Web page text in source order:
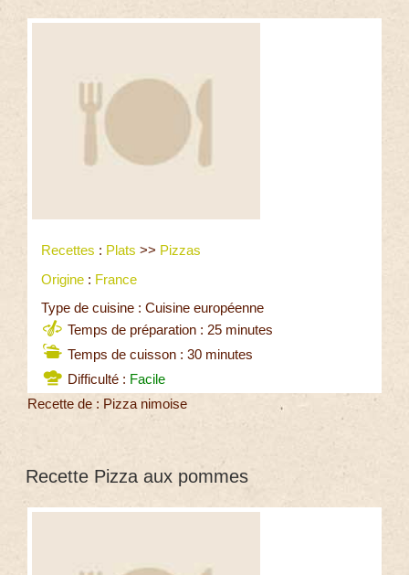
Recettes : Plats >> Pizzas
Origine : France
Type de cuisine : Cuisine européenne
Temps de préparation : 25 minutes
Temps de cuisson : 30 minutes
Difficulté : Facile
Recette de : Pizza nimoise
Recette Pizza aux pommes